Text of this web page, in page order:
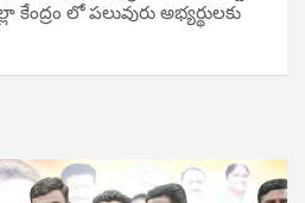
లో పలువురు అభ్యర్థులకు